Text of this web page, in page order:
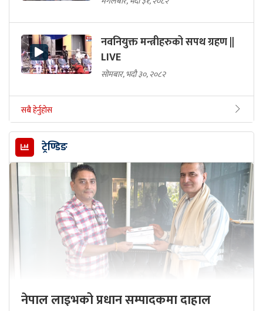
नवनियुक्त मन्त्रीहरुको सपथ ग्रहण ||
LIVE
सोमबार, भदौ ३०, २०८२
सबै हेर्नुहोस
ट्रेण्डिङ
नेपाल लाइभको प्रधान सम्पादकमा दाहाल